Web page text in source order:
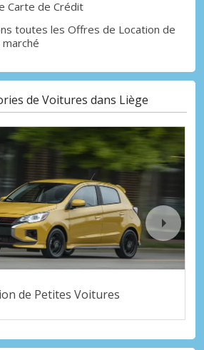
Carte de Crédit
toutes les Offres de Location de
de Voitures dans Liège
de Petites Voitures